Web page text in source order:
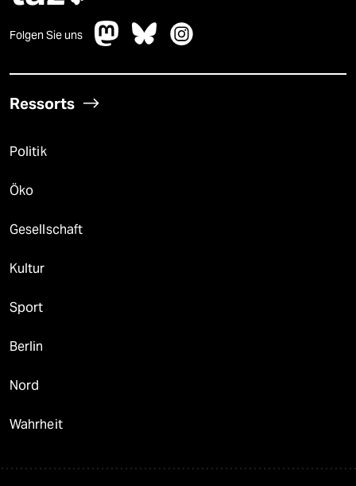
Folgen Sie uns
Ressorts
Politik
Öko
Gesellschaft
Kultur
Sport
Berlin
Nord
Wahrheit